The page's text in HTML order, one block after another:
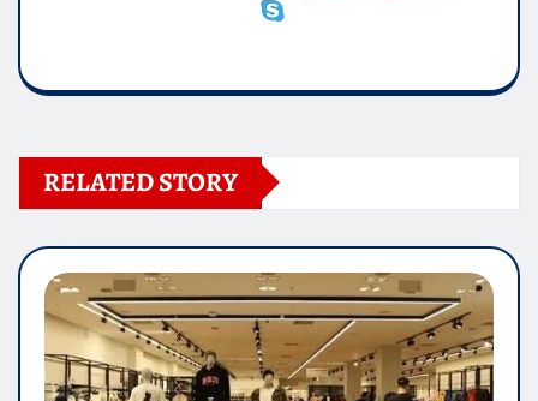
RELATED STORY